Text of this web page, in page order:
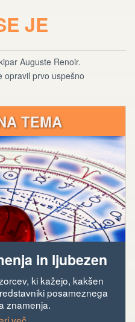
JE
Auguste Renoir.
opravil prvo uspešno
TEMA
in ljubezen
ki kažejo, kakšen
posameznega
znamenja.